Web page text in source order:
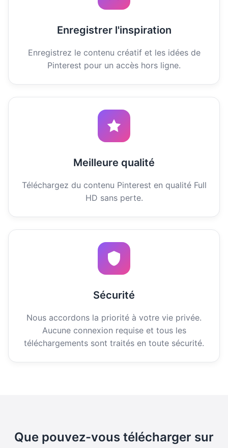
Enregistrer l'inspiration
Enregistrez le contenu créatif et les idées de
Pinterest pour un accès hors ligne.
Meilleure qualité
Téléchargez du contenu Pinterest en qualité Full
HD sans perte.
Sécurité
Nous accordons la priorité à votre vie privée.
Aucune connexion requise et tous les
téléchargements sont traités en toute sécurité.
Que pouvez-vous télécharger sur